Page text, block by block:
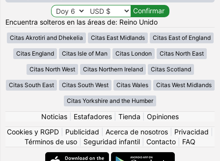
Encuentra solteros en las áreas de: Reino Unido
Citas Akrotiri and Dhekelia Citas East Midlands Citas East of England
Citas England Citas Isle of Man Citas London Citas North East
Citas North West Citas Northern Ireland Citas Scotland
Citas South East Citas South West Citas Wales Citas West Midlands
Citas Yorkshire and the Humber
Noticias Estafadores Tienda
Opiniones
Cookies y RGPD
Publicidad Acerca de nosotros Privacidad
Términos de uso
Seguridad infantil Contacto FAQ